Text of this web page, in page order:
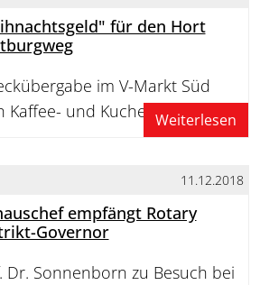
für den Hort
im V-Markt Süd
Kaffee- und Kuchenverkauf
Weiterlesen
11.12.2018
empfängt Rotary
Governor
Dr. Sonnenborn zu Besuch bei